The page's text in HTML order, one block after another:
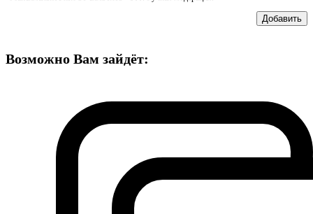
Добавить
Возможно Вам зайдёт: